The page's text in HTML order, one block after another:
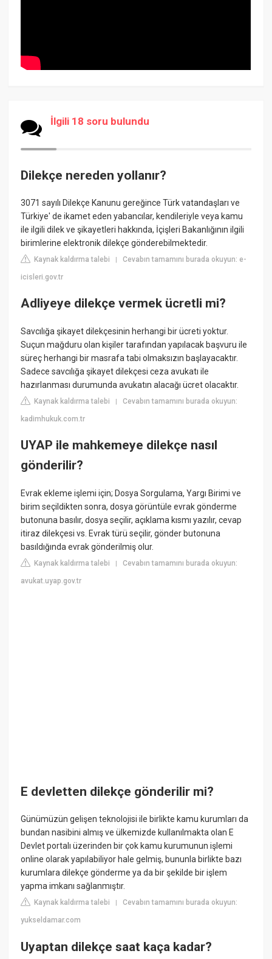
İlgili 18 soru bulundu
Dilekçe nereden yollanır?
3071 sayılı Dilekçe Kanunu gereğince Türk vatandaşları ve
Türkiye' de ikamet eden yabancılar, kendileriyle veya kamu
ile ilgili dilek ve şikayetleri hakkında, İçişleri Bakanlığının ilgili
birimlerine elektronik dilekçe gönderebilmektedir.
Kaynak kaldırma talebi |Cevabın tamamını burada okuyun: e-
icisleri.gov.tr
Adliyeye dilekçe vermek ücretli mi?
Savcılığa şikayet dilekçesinin herhangi bir ücreti yoktur.
Suçun mağduru olan kişiler tarafından yapılacak başvuru ile
süreç herhangi bir masrafa tabi olmaksızın başlayacaktır.
Sadece savcılığa şikayet dilekçesi ceza avukatı ile
hazırlanması durumunda avukatın alacağı ücret olacaktır.
Kaynak kaldırma talebi |Cevabın tamamını burada okuyun:
kadimhukuk.com.tr
UYAP ile mahkemeye dilekçe nasıl
gönderilir?
Evrak ekleme işlemi için; Dosya Sorgulama, Yargı Birimi ve
birim seçildikten sonra, dosya görüntüle evrak gönderme
butonuna basılır, dosya seçilir, açıklama kısmı yazılır, cevap
itiraz dilekçesi vs. Evrak türü seçilir, gönder butonuna
basıldığında evrak gönderilmiş olur.
Kaynak kaldırma talebi |Cevabın tamamını burada okuyun:
avukat.uyap.gov.tr
E devletten dilekçe gönderilir mi?
Günümüzün gelişen teknolojisi ile birlikte kamu kurumları da
bundan nasibini almış ve ülkemizde kullanılmakta olan E
Devlet portalı üzerinden bir çok kamu kurumunun işlemi
online olarak yapılabiliyor hale gelmiş, bununla birlikte bazı
kurumlara dilekçe gönderme ya da bir şekilde bir işlem
yapma imkanı sağlanmıştır.
Kaynak kaldırma talebi |Cevabın tamamını burada okuyun:
yukseldamar.com
Uyaptan dilekçe saat kaça kadar?